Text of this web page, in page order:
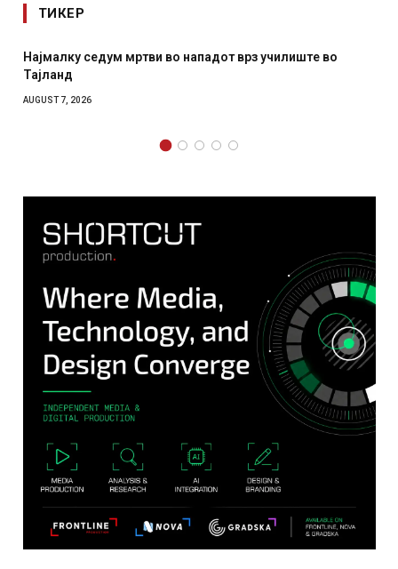
ТИКЕР
седум мртви во нападот врз училиште во
7, 2026